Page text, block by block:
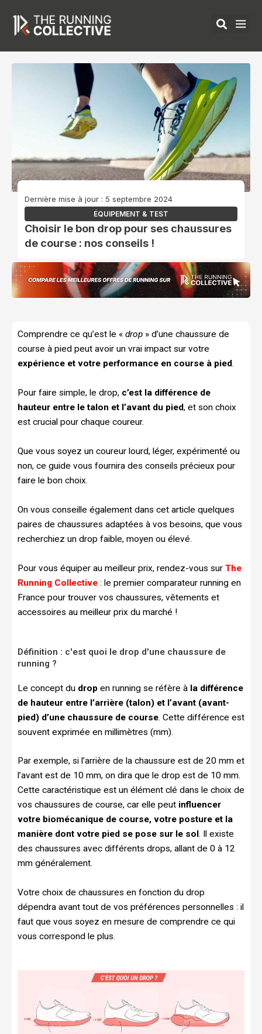
contenu
Dernière mise à jour : 5 septembre 2024
ÉQUIPEMENT & TEST
Choisir le bon drop pour ses chaussures
de course : nos conseils !
Comprendre ce qu’est le « drop » d’une chaussure de
course à pied peut avoir un vrai impact sur votre
expérience et votre performance en course à pied.
Pour faire simple, le drop, c’est la différence de
hauteur entre le talon et l’avant du pied, et son choix
est crucial pour chaque coureur.
Que vous soyez un coureur lourd, léger, expérimenté ou
non, ce guide vous fournira des conseils précieux pour
faire le bon choix.
On vous conseille également dans cet article quelques
paires de chaussures adaptées à vos besoins, que vous
recherchiez un drop faible, moyen ou élevé.
Pour vous équiper au meilleur prix, rendez-vous sur The
Running Collective : le premier comparateur running en
France pour trouver vos chaussures, vêtements et
accessoires au meilleur prix du marché !
Définition : c'est quoi le drop d'une chaussure de
running ?
Le concept du drop en running se réfère à la différence
de hauteur entre l’arrière (talon) et l’avant (avant-
pied) d’une chaussure de course . Cette différence est
souvent exprimée en millimètres (mm).
Par exemple, si l’arrière de la chaussure est de 20 mm et
l’avant est de 10 mm, on dira que le drop est de 10 mm.
Cette caractéristique est un élément clé dans le choix de
vos chaussures de course, car elle peut influencer
votre biomécanique de course, votre posture et la
manière dont votre pied se pose sur le sol . Il existe
des chaussures avec différents drops, allant de 0 à 12
mm généralement.
Votre choix de chaussures en fonction du drop
dépendra avant tout de vos préférences personnelles : il
faut que vous soyez en mesure de comprendre ce qui
vous correspond le plus.